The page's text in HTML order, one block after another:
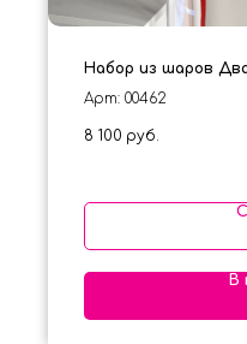
Набор из шаров
Арт: 00462
8 100 руб.
В